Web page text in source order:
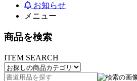
お知らせ
メニュー
商品を検索
ITEM SEARCH